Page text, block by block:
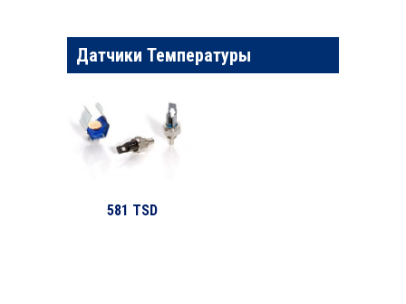
Датчики Температуры
581 TSD